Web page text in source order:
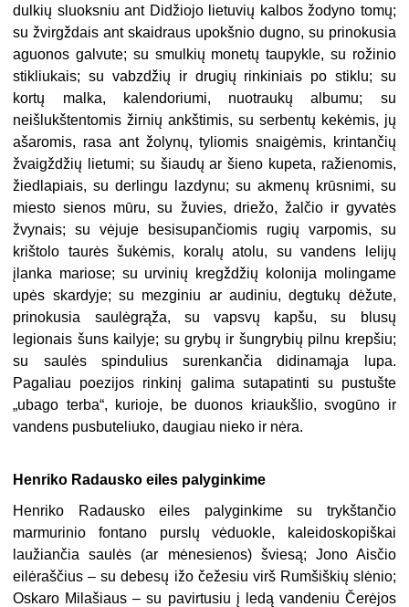
dulkių sluoksniu ant Didžiojo lietuvių kalbos žodyno tomų;
su žvirgždais ant skaidraus upokšnio dugno, su prinokusia
aguonos galvute; su smulkių monetų taupykle, su rožinio
stikliukais; su vabzdžių ir drugių rinkiniais po stiklu; su
kortų malka, kalendoriumi, nuotraukų albumu; su
neišlukštentomis žirnių ankštimis, su serbentų kekėmis, jų
ašaromis, rasa ant žolynų, tyliomis snaigėmis, krintančių
žvaigždžių lietumi; su šiaudų ar šieno kupeta, ražienomis,
žiedlapiais, su derlingu lazdynu; su akmenų krūsnimi, su
miesto sienos mūru, su žuvies, driežo, žalčio ir gyvatės
žvynais; su vėjuje besisupančiomis rugių varpomis, su
krištolo taurės šukėmis, koralų atolu, su vandens lelijų
įlanka mariose; su urvinių kregždžių kolonija molingame
upės skardyje; su mezginiu ar audiniu, degtukų dėžute,
prinokusia saulėgrąža, su vapsvų kapšu, su blusų
legionais šuns kailyje; su grybų ir šungrybių pilnu krepšiu;
su saulės spindulius surenkančia didinamąja lupa.
Pagaliau poezijos rinkinį galima sutapatinti su pustušte
„ubago terba“, kurioje, be duonos kriaukšlio, svogūno ir
vandens pusbuteliuko, daugiau nieko ir nėra.
Henriko Radausko eiles palyginkime
Henriko Radausko eiles palyginkime su trykštančio
marmurinio fontano purslų vėduokle, kaleidoskopiškai
laužiančia saulės (ar mėnesienos) šviesą; Jono Aisčio
eilėraščius – su debesų ižo čežesiu virš Rumšiškių slėnio;
Oskaro Milašiaus – su pavirtusiu į ledą vandeniu Čerėjos